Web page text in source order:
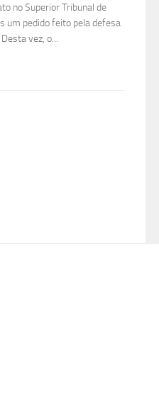
no Superior Tribunal de
um pedido feito pela defesa
vez, o...